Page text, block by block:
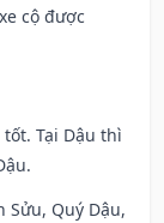
cộ được
Tại Dậu thì
Sửu, Quý Dậu,